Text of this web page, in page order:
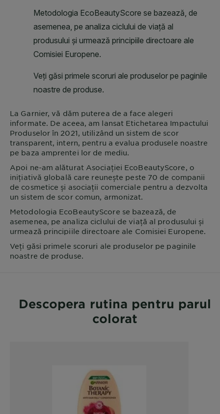
La Garnier, vă dăm puterea de a face alegeri
informate. De aceea, am lansat Etichetarea Impactului
Produselor în 2021, utilizând un sistem de scor
transparent, intern, pentru a evalua produsele noastre
pe baza amprentei lor de mediu.
Apoi ne-am alăturat Asociației EcoBeautyScore, o
inițiativă globală care reunește peste 70 de companii
de cosmetice și asociații comerciale pentru a dezvolta
un sistem de scor comun, armonizat.
Metodologia EcoBeautyScore se bazează, de
asemenea, pe analiza ciclului de viață al produsului și
urmează principiile directoare ale Comisiei Europene.
Veți găsi primele scoruri ale produselor pe paginile
noastre de produse.
Descopera rutina pentru parul
colorat